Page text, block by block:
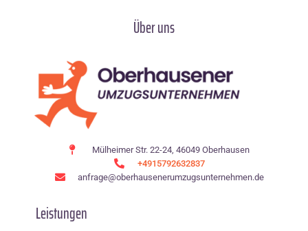
Über uns
Mülheimer Str. 22-24, 46049 Oberhausen
+4915792632837
anfrage@oberhausenerumzugsunternehmen.de
Leistungen